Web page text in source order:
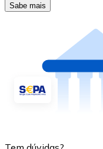
Sabe mais